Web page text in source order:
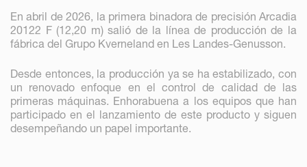
En abril de 2026, la primera binadora de precisión Arcadia
20122 F (12,20 m) salió de la línea de producción de la
fábrica del Grupo Kverneland en Les Landes-Genusson.
Desde entonces, la producción ya se ha estabilizado, con
un renovado enfoque en el control de calidad de las
primeras máquinas. Enhorabuena a los equipos que han
participado en el lanzamiento de este producto y siguen
desempeñando un papel importante.